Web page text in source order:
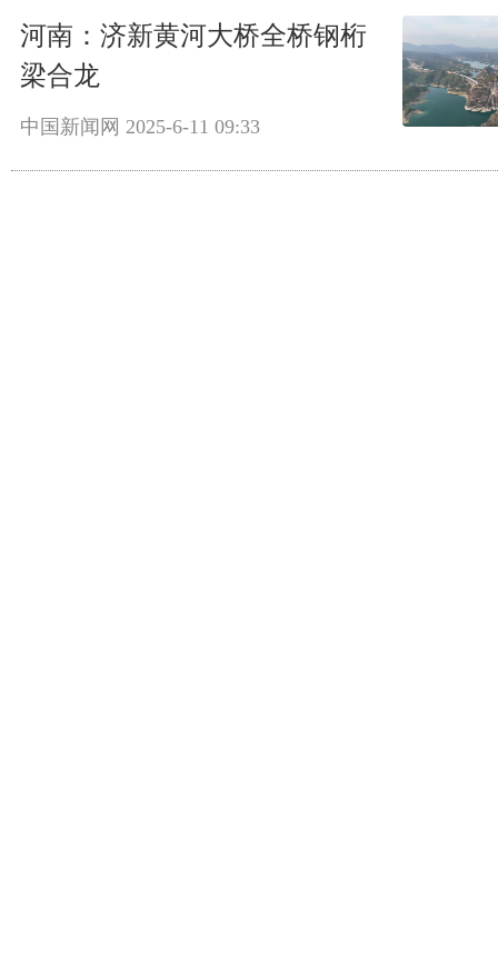
河南：济新黄河大桥全桥钢桁
梁合龙
中国新闻网 2025-6-11 09:33